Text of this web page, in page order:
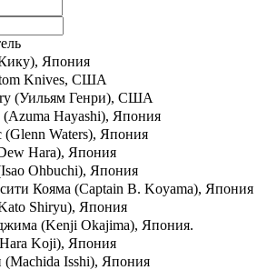
Япония
Knives, США
(Уильям Генри), США
Hayashi), Япония
(Glenn Waters), Япония
Hara), Япония
Ohbuchi), Япония
Кояма (Captain B. Koyama), Япония
Shiryu), Япония
(Kenji Okajima), Япония.
Koji), Япония
Isshi), Япония